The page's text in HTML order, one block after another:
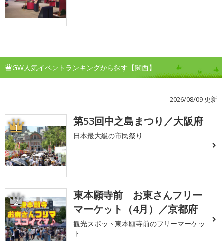
GW人気イベントランキングから探す【関西】
2026/08/09 更新
1 第53回中之島まつり／大阪府
日本最大級の市民祭り
2
東本願寺前 お東さんフリー
マーケット（4月）／京都府
観光スポット東本願寺前のフリーマーケッ
ト